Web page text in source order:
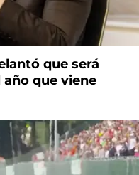
que será
que viene